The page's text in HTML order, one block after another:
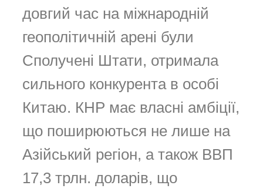
довгий час на міжнародній
геополітичній арені були
Сполучені Штати, отримала
сильного конкурента в особі
Китаю. КНР має власні амбіції,
що поширюються не лише на
Азійський регіон, а також ВВП
17,3 трлн. доларів, що